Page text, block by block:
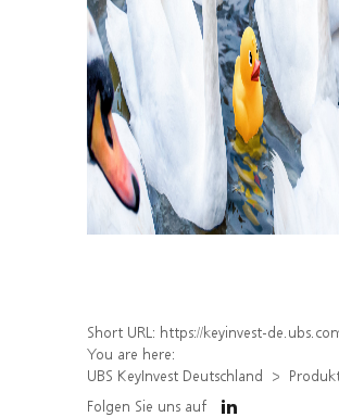
Short URL: https://keyinvest-de.ubs.com/produkt/detail/index/isin/
You are here:
UBS KeyInvest Deutschland
Folgen Sie uns auf